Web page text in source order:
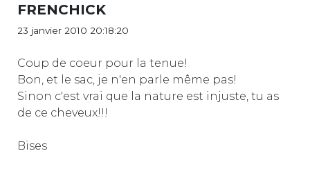
FRENCHICK
23 janvier 2010 20:18:20
Coup de coeur pour la tenue!
Bon, et le sac, je n'en parle même pas!
Sinon c'est vrai que la nature est injuste, tu as
de ce cheveux!!!
Bises